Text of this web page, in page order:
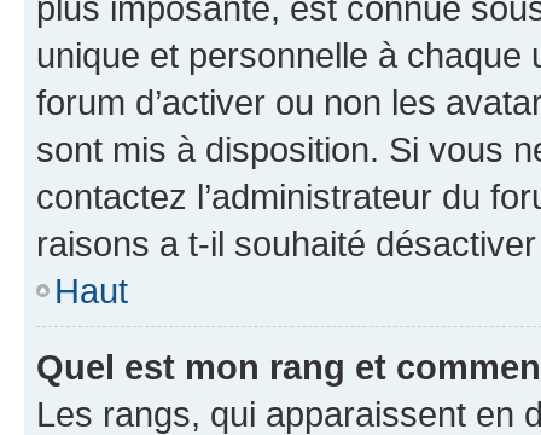
unique et personnelle à chaque
forum d’activer ou non les
sont mis à disposition. Si vous
contactez l’administrateur du
raisons a t-il souhaité
Haut
Quel est mon rang et
Les rangs, qui apparaissent en